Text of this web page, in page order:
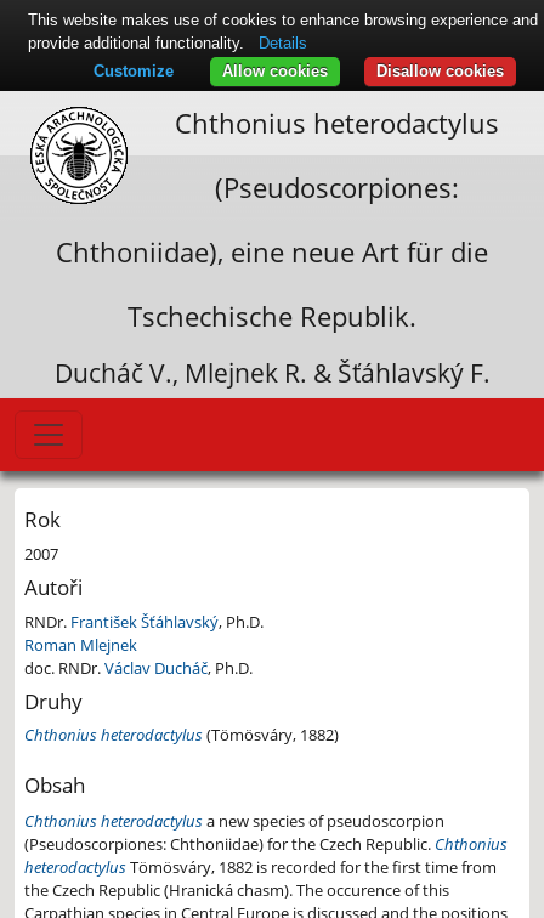
Chthonius heterodactylus
(Pseudoscorpiones:
Chthoniidae), eine neue Art für die
Tschechische Republik.
Ducháč V., Mlejnek R. & Šťáhlavský F.
Rok
2007
Autoři
RNDr. František Šťáhlavský, Ph.D.
Roman Mlejnek
doc. RNDr.Václav Ducháč, Ph.D.
Druhy
Chthonius heterodactylus(Tömösváry, 1882)
Obsah
Chthonius heterodactylusa new species of pseudoscorpion
(Pseudoscorpiones: Chthoniidae) for the Czech Republic. Chthonius
heterodactylusTömösváry, 1882 is recorded for the first time from
the Czech Republic (Hranická chasm). The occurence of this
Carpathian species in Central Europe is discussed and the positions
This website makes use of cookies to enhance browsing experience and
provide additional functionality.
Details
Disallow cookies
Allow cookies
Customize